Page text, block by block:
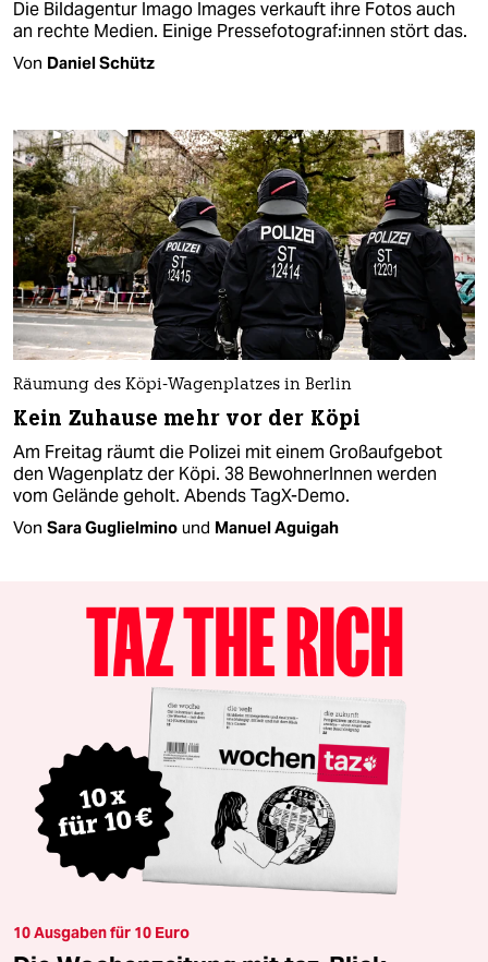
Die Bildagentur Imago Images verkauft ihre Fotos auch
an rechte Medien. Einige Pres­se­fo­to­gra­f:innen stört das.
Von Daniel Schütz
Räumung des Köpi-Wagenplatzes in Berlin
Kein Zuhause mehr vor der Köpi
Am Freitag räumt die Polizei mit einem Großaufgebot
den Wagenplatz der Köpi. 38 BewohnerInnen werden
vom Gelände geholt. Abends TagX-Demo.
Von Sara Guglielmino und Manuel Aguigah
10 Ausgaben für 10 Euro